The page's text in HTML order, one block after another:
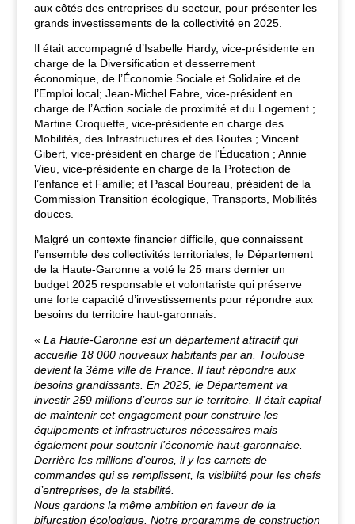
aux côtés des entreprises du secteur, pour présenter les
grands investissements de la collectivité en 2025.
Il était accompagné d’Isabelle Hardy, vice-présidente en
charge de la Diversification et desserrement
économique, de l’Économie Sociale et Solidaire et de
l’Emploi local; Jean-Michel Fabre, vice-président en
charge de l’Action sociale de proximité et du Logement ;
Martine Croquette, vice-présidente en charge des
Mobilités, des Infrastructures et des Routes ; Vincent
Gibert, vice-président en charge de l’Éducation ; Annie
Vieu, vice-présidente en charge de la Protection de
l’enfance et Famille; et Pascal Boureau, président de la
Commission Transition écologique, Transports, Mobilités
douces.
Malgré un contexte financier difficile, que connaissent
l’ensemble des collectivités territoriales, le Département
de la Haute-Garonne a voté le 25 mars dernier un
budget 2025 responsable et volontariste qui préserve
une forte capacité d’investissements pour répondre aux
besoins du territoire haut-garonnais.
« La Haute-Garonne est un département attractif qui
accueille 18 000 nouveaux habitants par an. Toulouse
devient la 3ème ville de France. Il faut répondre aux
besoins grandissants. En 2025, le Département va
investir 259 millions d’euros sur le territoire. Il était capital
de maintenir cet engagement pour construire les
équipements et infrastructures nécessaires mais
également pour soutenir l’économie haut-garonnaise.
Derrière les millions d’euros, il y les carnets de
commandes qui se remplissent, la visibilité pour les chefs
d’entreprises, de la stabilité.
Nous gardons la même ambition en faveur de la
bifurcation écologique. Notre programme de construction